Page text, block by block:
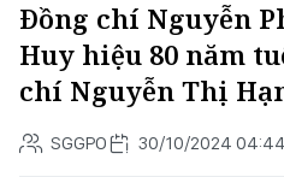
Đồng chí Nguyễn
Huy hiệu 80 năm
chí Nguyễn Thị
SGGPO 30/10/2024 04:44